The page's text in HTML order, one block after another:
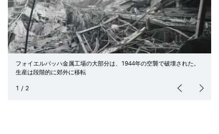
フォイエルバッハ金属工場の大部分は、1944年の空襲で破壊された。
生産は段階的に郊外に移転
1 / 2